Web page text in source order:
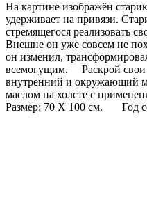
На картине изображён
удерживает на привязи.
стремящегося реализовать
Внешне он уже совсем не
он изменил,
всемогущим. Раскрой свои
внутренний и
маслом на холсте с
Размер: 70 Х 100 см. Год